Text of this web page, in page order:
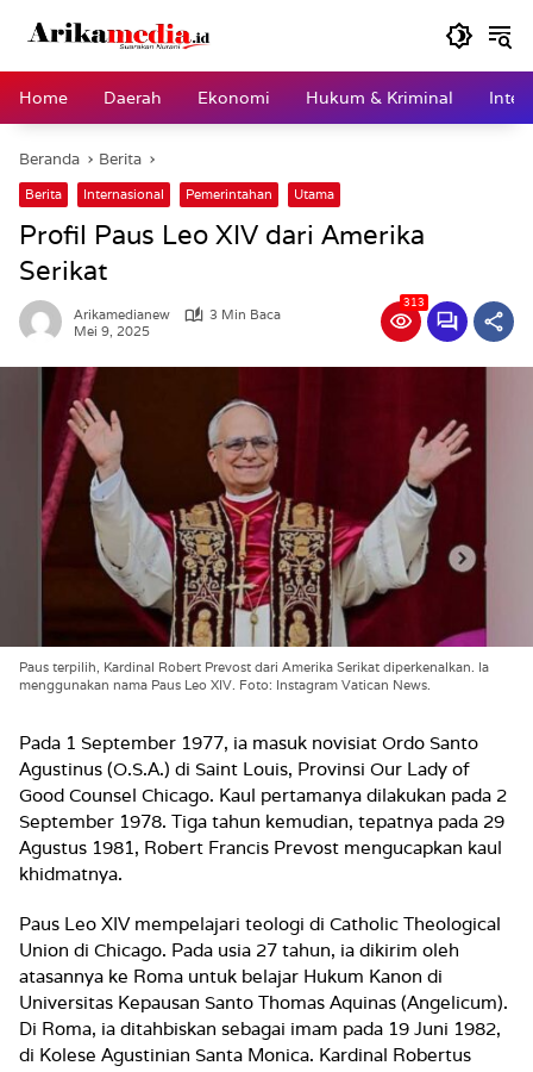
Home
Daerah Ekonomi Hukum & Kriminal
Beranda Berita
Berita Internasional Pemerintahan Utama
Profil Paus Leo XIV dari Amerika
Serikat
Arikamedianew
3 Min Baca
Mei 9, 2025
313
Paus terpilih, Kardinal Robert Prevost dari Amerika Serikat diperkenalkan. Ia
menggunakan nama Paus Leo XIV. Foto: Instagram Vatican News.
Pada 1 September 1977, ia masuk novisiat Ordo Santo
Agustinus (O.S.A.) di Saint Louis, Provinsi Our Lady of
Good Counsel Chicago. Kaul pertamanya dilakukan pada 2
September 1978. Tiga tahun kemudian, tepatnya pada 29
Agustus 1981, Robert Francis Prevost mengucapkan kaul
khidmatnya.
Paus Leo XIV mempelajari teologi di Catholic Theological
Union di Chicago. Pada usia 27 tahun, ia dikirim oleh
atasannya ke Roma untuk belajar Hukum Kanon di
Universitas Kepausan Santo Thomas Aquinas (Angelicum).
Di Roma, ia ditahbiskan sebagai imam pada 19 Juni 1982,
di Kolese Agustinian Santa Monica. Kardinal Robertus